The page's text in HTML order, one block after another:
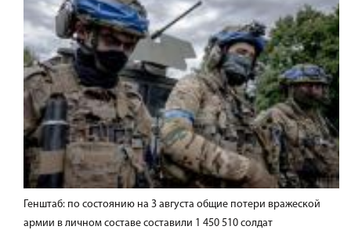
Генштаб: по состоянию на 3 августа общие потери вражеской
армии в личном составе составили 1 450 510 солдат